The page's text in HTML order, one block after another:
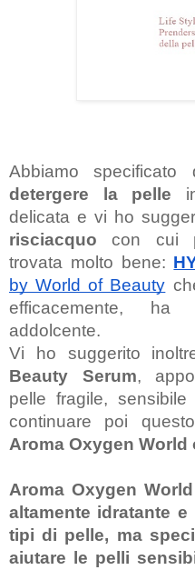
Abbiamo specificato
detergere la pelle
delicata e vi ho
risciacquo con cui
trovata molto bene:
by World of Beauty
efficacemente,
addolcente.
Vi ho suggerito
Beauty Serum,
pelle fragile,
Aroma Oxygen World
Aroma Oxygen
altamente idratante e
aiutare le pelli